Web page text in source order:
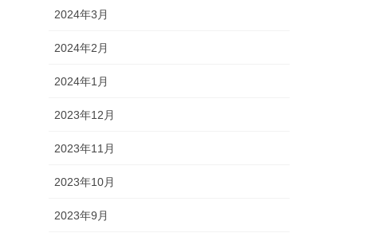
2024年3月
2024年2月
2024年1月
2023年12月
2023年11月
2023年10月
2023年9月